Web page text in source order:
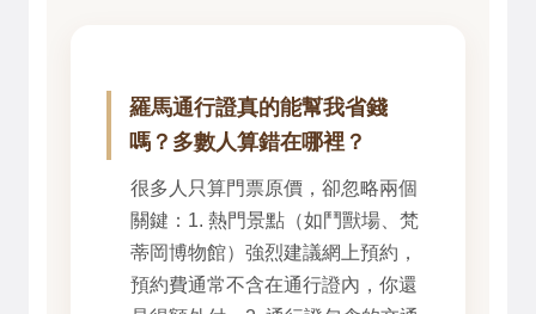
羅馬通行證真的能幫我省錢
嗎？多數人算錯在哪裡？
很多人只算門票原價，卻忽略兩個
關鍵：1. 熱門景點（如鬥獸場、梵
蒂岡博物館）強烈建議網上預約，
預約費通常不含在通行證內，你還